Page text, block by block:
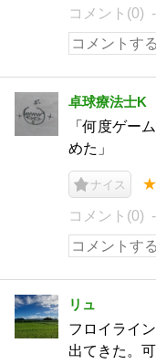
コメント(0)
卓球療法士K
「何度ゲー
めた」
ナイス
コメント(0)
リュ
フロイライ
出てきた。